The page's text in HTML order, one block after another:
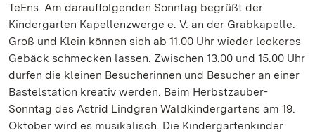
TeEns. Am darauffolgenden Sonntag begrüßt der
Kindergarten Kapellenzwerge e. V. an der Grabkapelle.
Groß und Klein können sich ab 11.00 Uhr wieder leckeres
Gebäck schmecken lassen. Zwischen 13.00 und 15.00 Uhr
dürfen die kleinen Besucherinnen und Besucher an einer
Bastelstation kreativ werden. Beim Herbstzauber-
Sonntag des Astrid Lindgren Waldkindergartens am 19.
Oktober wird es musikalisch. Die Kindergartenkinder